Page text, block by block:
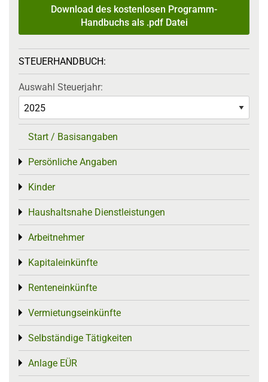
Download des kostenlosen Programm-
Handbuchs als .pdf Datei
STEUERHANDBUCH:
Auswahl Steuerjahr:
Start / Basisangaben
Persönliche Angaben
Toggle menu
Kinder
Toggle menu
Haushaltsnahe Dienstleistungen
Toggle menu
Arbeitnehmer
Toggle menu
Kapitaleinkünfte
Toggle menu
Renteneinkünfte
Toggle menu
Vermietungseinkünfte
Toggle menu
Selbständige Tätigkeiten
Toggle menu
Anlage EÜR
Toggle menu